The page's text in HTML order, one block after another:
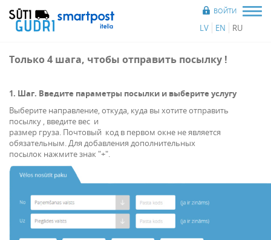
LV EN RU
ВОЙТИ
Только 4 шага, чтобы отправить посылку !
1. Шаг. Введите параметры посылки и выберите услугу
Выберите направление, откуда, куда вы хотите отправить
посылку , введите вес и
размер груза. Почтовый код в первом окне не является
обязательным. Для добавления дополнительных
посылок нажмите знак "+".